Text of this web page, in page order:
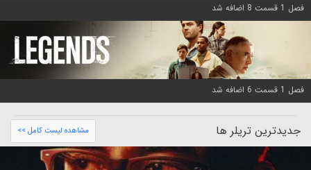
فصل 1 قسمت 8 اضافه شد
فصل 1 قسمت 6 اضافه شد
جدیدترین تریلر ها مشاهده لیست کامل >>